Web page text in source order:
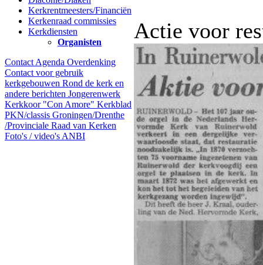
Kerkrentmeesters/Financiën
Kerkenraad commissies
Kerkdiensten
Organisten
Contact Agenda Overdenking
Contact voor gebruik
kerkgebouwen Rond de kerk en
andere berichten Jongerenwerk
Kerkkoor "Con Amore" Kerkblad
PKN/classis Groningen/Drenthe
/Provinciale Raad van Kerken
Foto's / video's ANBI
Actie voor